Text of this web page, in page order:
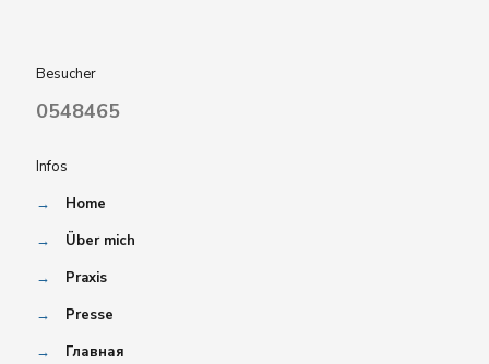
Besucher
0548465
Infos
→
Home
→
Über mich
→
Praxis
→
Presse
→
Главная